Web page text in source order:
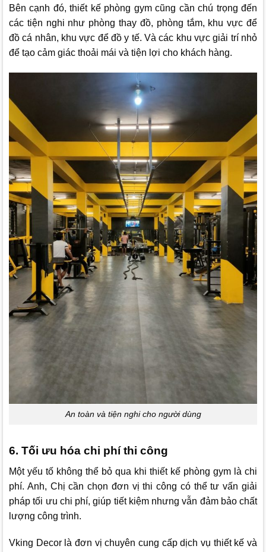
Bên cạnh đó, thiết kế phòng gym cũng cần chú trọng đến
các tiện nghi như phòng thay đồ, phòng tắm, khu vực để
đồ cá nhân, khu vực để đồ y tế. Và các khu vực giải trí nhỏ
để tạo cảm giác thoải mái và tiện lợi cho khách hàng.
An toàn và tiện nghi cho người dùng
6. Tối ưu hóa chi phí thi công
Một yếu tố không thể bỏ qua khi thiết kế phòng gym là chi
phí. Anh, Chị cần chọn đơn vị thi công có thể tư vấn giải
pháp tối ưu chi phí, giúp tiết kiệm nhưng vẫn đảm bảo chất
lượng công trình.
Vking Decorlà đơn vị chuyên cung cấp dịch vụ thiết kế và